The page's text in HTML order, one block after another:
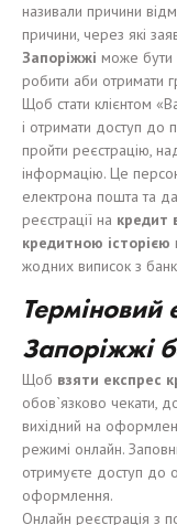
називали причини
причини, через які
Запоріжжі може бути
робити аби отримати
Щоб стати клієнтом
і отримати доступ до
пройти реєстрацію,
інформацію. Це
електрона пошта та
реєстрації на кредит
кредитною історією
жодних виписок з
Терміновий
Запоріжжі
Щоб взяти експрес
обов`язково чекати,
вихідний на
режимі онлайн.
отримуєте доступ до
оформлення.
Онлайн реєстрація з